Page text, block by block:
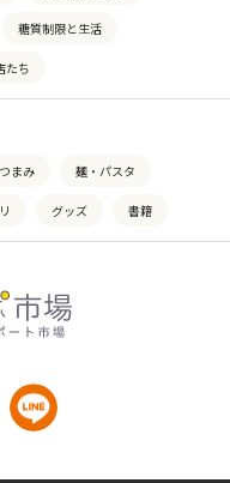
糖質制限と生活
たち
まみ 麺・パスタ
グッズ 書籍